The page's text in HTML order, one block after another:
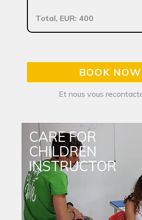
Total, EUR: 400
BOOK NOW
Et nous vous
CARE FOR
CHILDREN
INSTRUCTOR